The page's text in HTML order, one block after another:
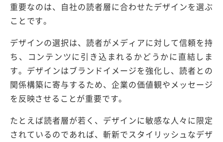
重要なのは、自社の読者層に合わせたデザインを選ぶ
ことです。
デザインの選択は、読者がメディアに対して信頼を持
ち、コンテンツに引き込まれるかどうかに直結しま
す。デザインはブランドイメージを強化し、読者との
関係構築に寄与するため、企業の価値観やメッセージ
を反映させることが重要です。
たとえば読者層が若く、デザインに敏感な人々に限定
されているのであれば、斬新でスタイリッシュなデザ